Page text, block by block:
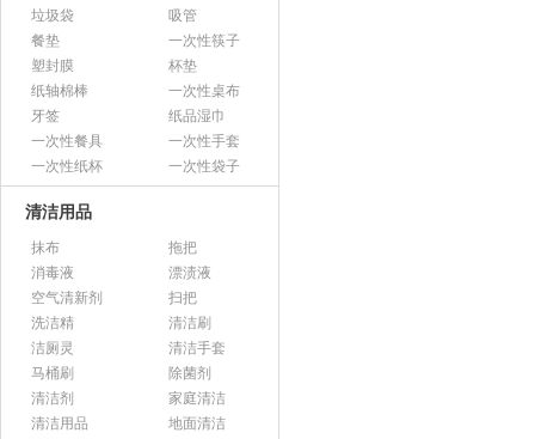
垃圾袋
吸管
餐垫
一次性筷子
塑封膜
杯垫
纸轴棉棒
一次性桌布
牙签
纸品湿巾
一次性餐具
一次性手套
一次性纸杯
一次性袋子
清洁用品
抹布
拖把
消毒液
漂渍液
空气清新剂
扫把
洗洁精
清洁刷
洁厕灵
清洁手套
马桶刷
除菌剂
清洁剂
家庭清洁
清洁用品
地面清洁